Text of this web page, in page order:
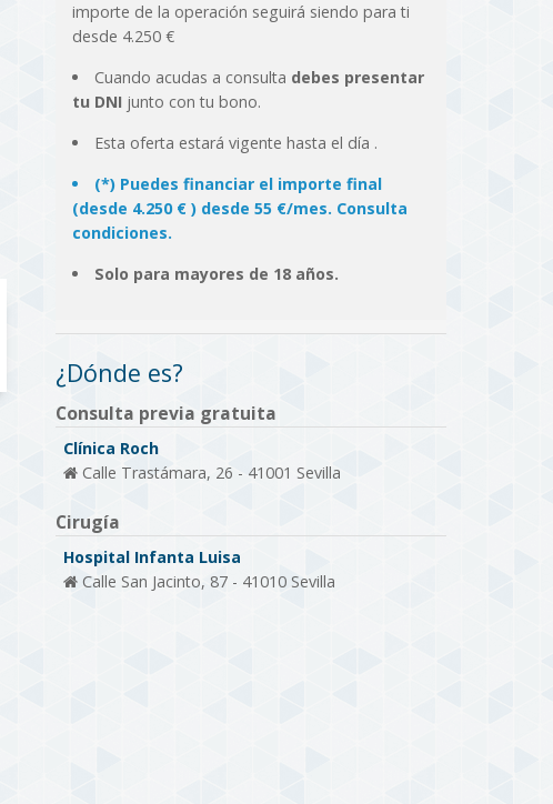
importe de la operación seguirá siendo para ti
desde 4.250 €
Cuando acudas a consulta debes presentar
tu DNI junto con tu bono.
Esta oferta estará vigente hasta el día .
(*) Puedes financiar el importe final
(desde 4.250 € ) desde 55 €/mes. Consulta
condiciones.
Solo para mayores de 18 años.
¿Dónde es?
Consulta previa gratuita
Clínica Roch
Calle Trastámara, 26 - 41001 Sevilla
Cirugía
Hospital Infanta Luisa
Calle San Jacinto, 87 - 41010 Sevilla